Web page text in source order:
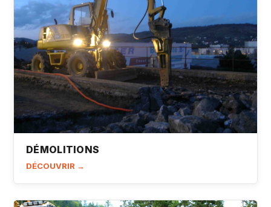
DÉMOLITIONS
DÉCOUVRIR →